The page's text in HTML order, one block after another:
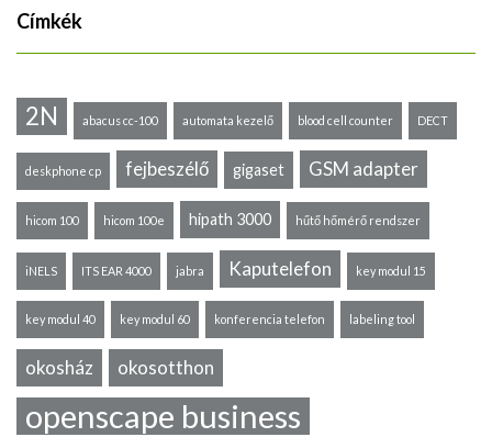
Címkék
2N abacus cc-100 automata kezelő blood cell counter DECT
deskphone cp fejbeszélő gigaset GSM adapter
hicom 100 hicom 100e hipath 3000 hűtő hőmérő rendszer
iNELS ITS EAR 4000 jabra Kaputelefon key modul 15
key modul 40 key modul 60 konferencia telefon labeling tool
okosház okosotthon
openscape business